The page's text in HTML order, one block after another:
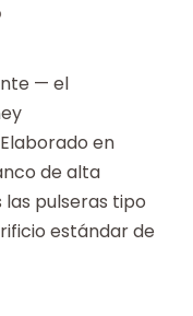
— el
en
de alta
pulseras tipo
estándar de